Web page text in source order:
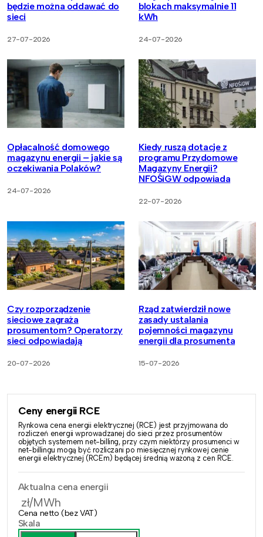
będzie można oddawać do
sieci
27-07-2026
blokach maksymalnie 11
kWh
24-07-2026
Opłacalność domowego
magazynu energii – jakie są
oczekiwania Polaków?
24-07-2026
Kiedy ruszą dotacje z
programu Przydomowe
Magazyny Energii?
NFOŚiGW odpowiada
22-07-2026
Czy rozporządzenie
sieciowe zagraża
prosumentom? Operatorzy
sieci odpowiadają
20-07-2026
Rząd zatwierdził nowe
zasady ustalania
pojemności magazynu
energii dla prosumenta
15-07-2026
Ceny energii RCE
Rynkowa cena energii elektrycznej (RCE) jest przyjmowana do
rozliczeń energii wprowadzanej do sieci przez prosumentów
objętych systemem net-billing, przy czym niektórzy prosumenci w
net-billingu mogą być rozliczani po miesięcznej rynkowej cenie
energii elektrycznej (RCEm) będącej średnią ważoną z cen RCE.
Aktualna cena energii
zł/MWh
Cena netto (bez VAT)
Skala